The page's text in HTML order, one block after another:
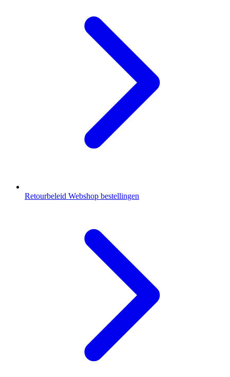
Retourbeleid Webshop bestellingen